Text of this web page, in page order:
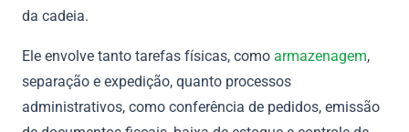
da cadeia.
Ele envolve tanto tarefas físicas, como armazenagem,
separação e expedição, quanto processos
administrativos, como conferência de pedidos, emissão